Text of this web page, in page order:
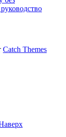
Catch Themes